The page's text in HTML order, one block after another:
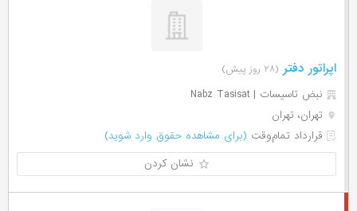
اپراتور دفتر (۲۸ روز پیش)
نبض تاسیسات | Nabz Tasisat
تهران، تهران
قرارداد تمام‌وقت (برای مشاهده حقوق وارد شوید)
نشان کردن